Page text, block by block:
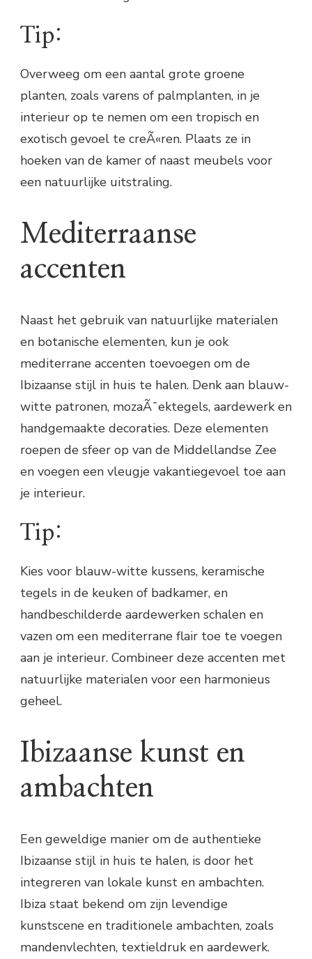
Tip:
Overweeg om een aantal grote groene
planten, zoals varens of palmplanten, in je
interieur op te nemen om een tropisch en
exotisch gevoel te creÃ«ren. Plaats ze in
hoeken van de kamer of naast meubels voor
een natuurlijke uitstraling.
Mediterraanse
accenten
Naast het gebruik van natuurlijke materialen
en botanische elementen, kun je ook
mediterrane accenten toevoegen om de
Ibizaanse stijl in huis te halen. Denk aan blauw-
witte patronen, mozaÃ¯ektegels, aardewerk en
handgemaakte decoraties. Deze elementen
roepen de sfeer op van de Middellandse Zee
en voegen een vleugje vakantiegevoel toe aan
je interieur.
Tip:
Kies voor blauw-witte kussens, keramische
tegels in de keuken of badkamer, en
handbeschilderde aardewerken schalen en
vazen om een mediterrane flair toe te voegen
aan je interieur. Combineer deze accenten met
natuurlijke materialen voor een harmonieus
geheel.
Ibizaanse kunst en
ambachten
Een geweldige manier om de authentieke
Ibizaanse stijl in huis te halen, is door het
integreren van lokale kunst en ambachten.
Ibiza staat bekend om zijn levendige
kunstscene en traditionele ambachten, zoals
mandenvlechten, textieldruk en aardewerk.